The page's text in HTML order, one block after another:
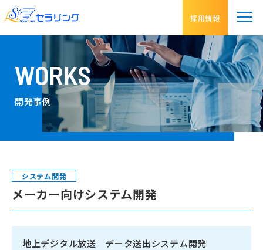
採用情報
WORKS
開発事例
システム開発
メーカー向けシステム開発
地上デジタル放送 データ送出システム開発